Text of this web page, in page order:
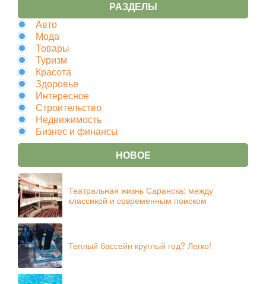
РАЗДЕЛЫ
Авто
Мода
Товары
Туризм
Красота
Здоровье
Интересное
Строительство
Недвижимость
Бизнес и финансы
НОВОЕ
Театральная жизнь Саранска: между
классикой и современным поиском
Теплый бассейн круглый год? Легко!